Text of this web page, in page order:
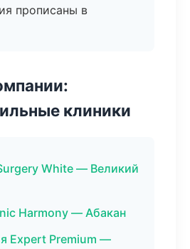
прописаны в
клиники
White — Великий
Harmony — Абакан
Expert Premium —